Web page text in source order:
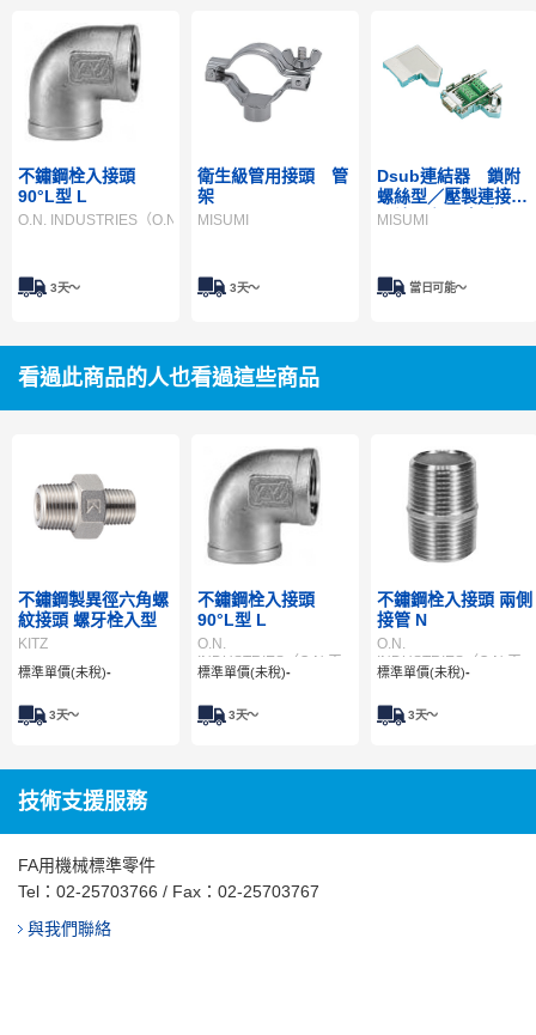
不鏽鋼栓入接頭
90°L型 L
O.N. INDUSTRIES（O.N.工業）
3天～
衛生級管用接頭 管
架
MISUMI
3天～
Dsub連結器 鎖附
螺絲型／壓製連接器
（端子台內建型）
MISUMI
當日可能〜
看過此商品的人也看過這些商品
不鏽鋼製異徑六角螺
紋接頭 螺牙栓入型
KITZ
標準單價(未稅)-
3天～
不鏽鋼栓入接頭
90°L型 L
O.N.
INDUSTRIES（O.N.工
業）
標準單價(未稅)-
3天～
不鏽鋼栓入接頭 兩側
接管 N
O.N.
INDUSTRIES（O.N.工
業）
標準單價(未稅)-
3天～
技術支援服務
FA用機械標準零件
Tel： 02-25703766 / Fax：02-25703767
與我們聯絡